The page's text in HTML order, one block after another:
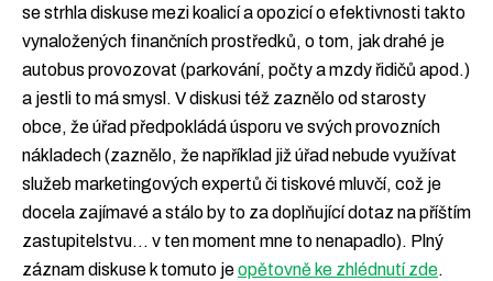
se strhla diskuse mezi koalicí a opozicí o efektivnosti takto
vynaložených finančních prostředků, o tom, jak drahé je
autobus provozovat (parkování, počty a mzdy řidičů apod.)
a jestli to má smysl. V diskusi též zaznělo od starosty
obce, že úřad předpokládá úsporu ve svých provozních
nákladech (zaznělo, že například již úřad nebude využívat
služeb marketingových expertů či tiskové mluvčí, což je
docela zajímavé a stálo by to za doplňující dotaz na příštím
zastupitelstvu… v ten moment mne to nenapadlo). Plný
záznam diskuse k tomuto jeopětovně ke zhlédnutí zde.